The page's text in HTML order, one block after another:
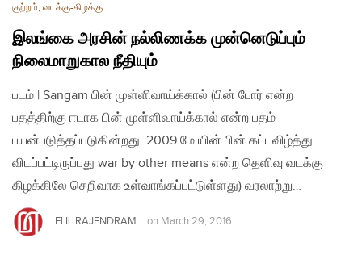
குற்றம், வடக்கு-கிழக்கு
இலங்கை அரசின் நல்லிணக்க முன்னெடுப்பும்
நிலைமாறுகால நீதியும்
படம் | Sangam பின் முள்ளிவாய்க்கால் (பின் போர் என்ற
பதத்திற்கு ஈடாக பின் முள்ளிவாய்க்கால் என்ற பதம்
பயன்படுத்தப்படுகின்றது. 2009 மே யின் பின் கட்டவிழ்த்து
விடப்பட்டிருப்பது war by other means என்ற தெளிவு வடக்கு
கிழக்கிலே செறிவாக உள்வாங்கப்பட்டுள்ளது) வரலாற்று…
ELIL RAJENDRAM on March 29, 2016